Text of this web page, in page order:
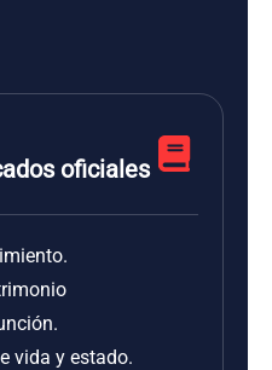
oficiales
vida y estado.